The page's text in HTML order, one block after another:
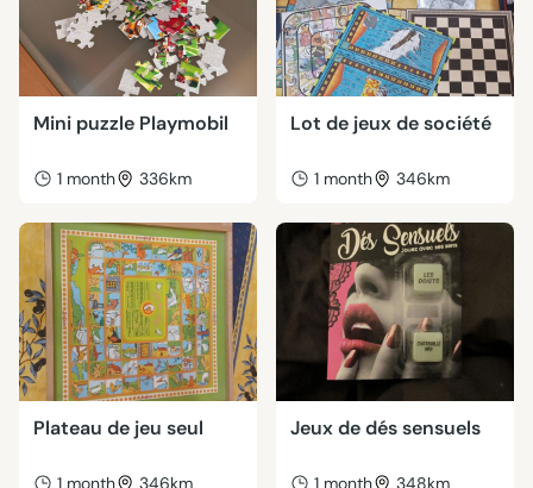
Mini puzzle Playmobil
1 month 336km
Lot de jeux de société
1 month 346km
Plateau de jeu seul
1 month 346km
Jeux de dés sensuels
1 month 348km